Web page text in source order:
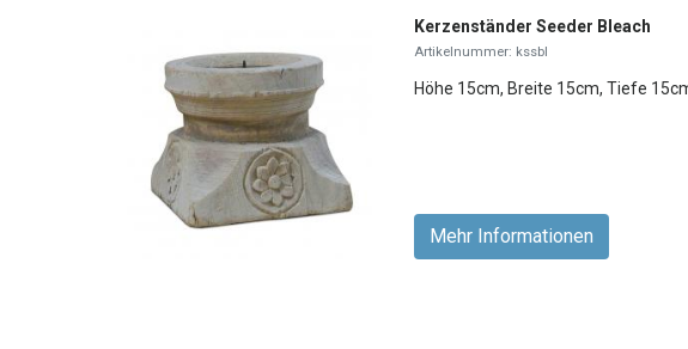
Kerzenständer Seeder Bleach
Artikelnummer: kssbl
Höhe 15cm, Breite 15cm, Tiefe
Mehr Informationen